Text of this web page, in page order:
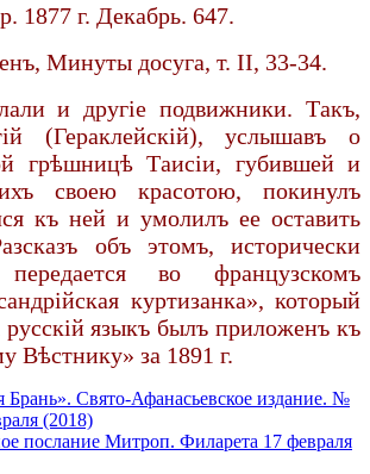
1877 г. Декабрь. 647.
Минуты досуга, т. II, 33-34.
и другіе подвижники. Такъ,
(Гераклейскій), услышавъ о
грѣшницѣ Таисіи, губившей и
своею красотою, покинулъ
къ ней и умолилъ ее оставить
объ этомъ, исторически
во французскомъ
куртизанка», который
русскій языкъ былъ приложенъ къ
Вѣстнику» за 1891 г.
Брань». Свято-Афанасьевское издание. №
(2018)
послание Митроп. Филарета 17 февраля